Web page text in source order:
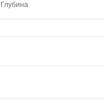
Глубина